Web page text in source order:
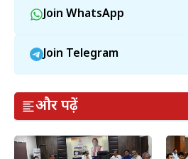
Join WhatsApp
Join Telegram
और पढ़ें